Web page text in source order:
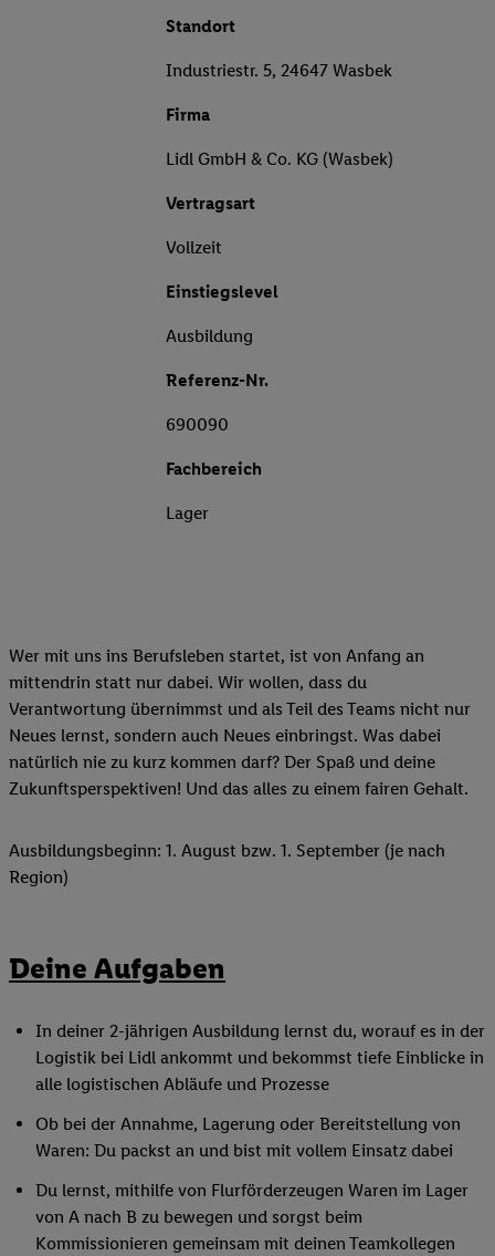
Standort
Industriestr. 5, 24647 Wasbek
Firma
Lidl GmbH & Co. KG (Wasbek)
Vertragsart
Vollzeit
Einstiegslevel
Ausbildung
Referenz-Nr.
690090
Fachbereich
Lager
Wer mit uns ins Berufsleben startet, ist von Anfang an
mittendrin statt nur dabei. Wir wollen, dass du
Verantwortung übernimmst und als Teil des Teams nicht nur
Neues lernst, sondern auch Neues einbringst. Was dabei
natürlich nie zu kurz kommen darf? Der Spaß und deine
Zukunftsperspektiven! Und das alles zu einem fairen Gehalt.
Ausbildungsbeginn: 1. August bzw. 1. September (je nach
Region)
Deine Aufgaben
In deiner 2-jährigen Ausbildung lernst du, worauf es in der
Logistik bei Lidl ankommt und bekommst tiefe Einblicke in
alle logistischen Abläufe und Prozesse
Ob bei der Annahme, Lagerung oder Bereitstellung von
Waren: Du packst an und bist mit vollem Einsatz dabei
Du lernst, mithilfe von Flurförderzeugen Waren im Lager
von A nach B zu bewegen und sorgst beim
Kommissionieren gemeinsam mit deinen Teamkollegen